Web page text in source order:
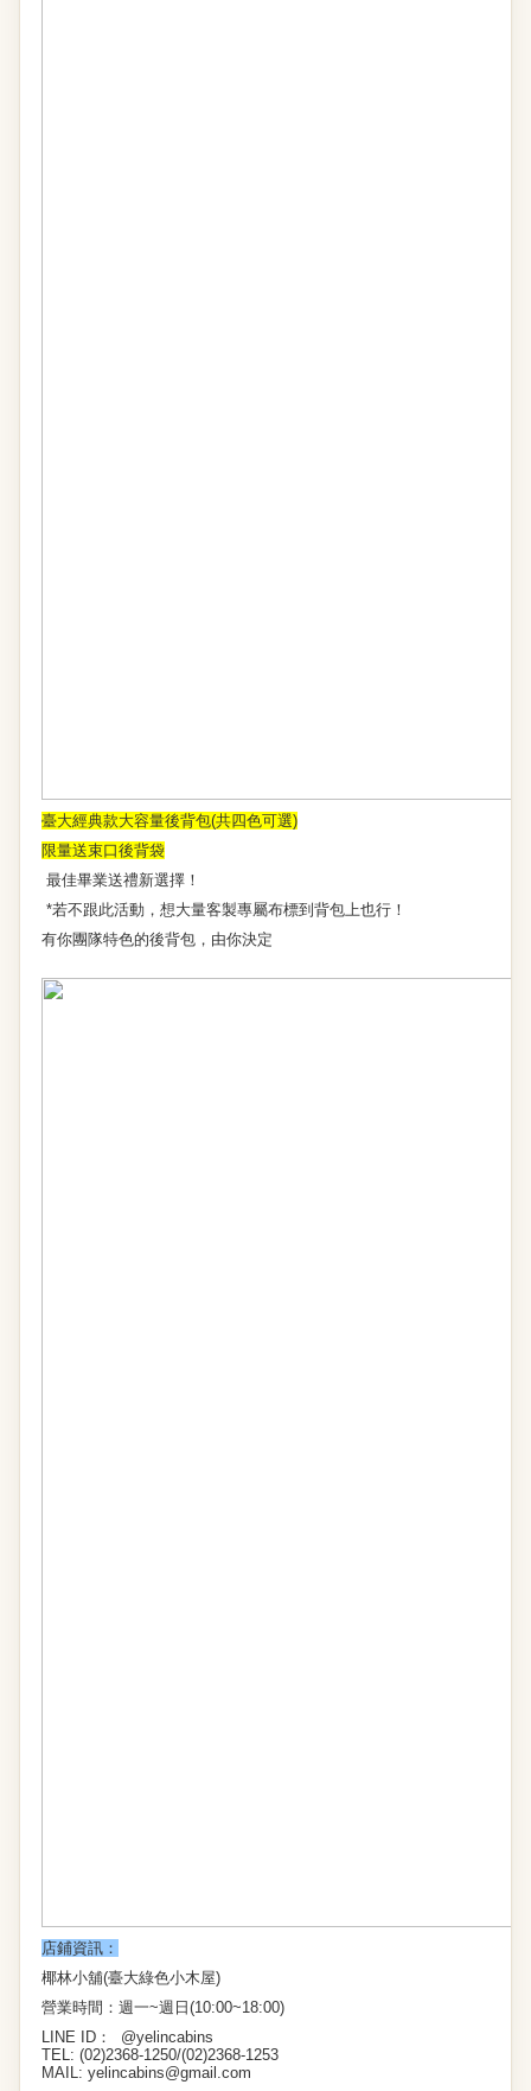
臺大經典款大容量後背包(共四色可選)
限量送束口後背袋
最佳畢業送禮新選擇！
*若不跟此活動，想大量客製專屬布標到背包上也行！
有你團隊特色的後背包，由你決定
店鋪資訊：
椰林小舖(臺大綠色小木屋)
營業時間：週一~週日(10:00~18:00)
LINE ID： @yelincabins
TEL: (02)2368-1250/(02)2368-1253
MAIL: yelincabins@gmail.com